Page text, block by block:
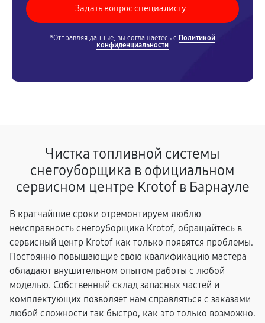
*Отправляя данные, вы соглашаетесь с Политикой
конфиденциальности
Чистка топливной системы
снегоуборщика в официальном
сервисном центре Krotof в Барнауле
В кратчайшие сроки отремонтируем люблю
неисправность снегоуборщика Krotof, обращайтесь в
сервисный центр Krotof как только появятся проблемы.
Постоянно повышающие свою квалификацию мастера
обладают внушительном опытом работы с любой
моделью. Собственный склад запасных частей и
комплектующих позволяет нам справляться с заказами
любой сложности так быстро, как это только возможно.